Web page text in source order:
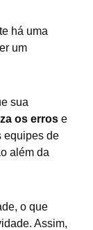
há uma
um
sua
os erros e
equipes de
além da
o que
Assim,